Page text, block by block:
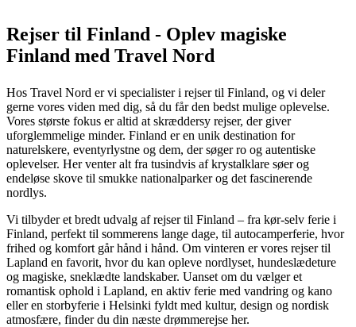
Rejser til Finland - Oplev magiske
Finland med Travel Nord
Hos Travel Nord er vi specialister i rejser til Finland, og vi deler
gerne vores viden med dig, så du får den bedst mulige oplevelse.
Vores største fokus er altid at skræddersy rejser, der giver
uforglemmelige minder. Finland er en unik destination for
naturelskere, eventyrlystne og dem, der søger ro og autentiske
oplevelser. Her venter alt fra tusindvis af krystalklare søer og
endeløse skove til smukke nationalparker og det fascinerende
nordlys.
Vi tilbyder et bredt udvalg af rejser til Finland – fra kør-selv ferie i
Finland, perfekt til sommerens lange dage, til autocamperferie, hvor
frihed og komfort går hånd i hånd. Om vinteren er vores rejser til
Lapland en favorit, hvor du kan opleve nordlyset, hundeslædeture
og magiske, sneklædte landskaber. Uanset om du vælger et
romantisk ophold i Lapland, en aktiv ferie med vandring og kano
eller en storbyferie i Helsinki fyldt med kultur, design og nordisk
atmosfære, finder du din næste drømmerejse her.